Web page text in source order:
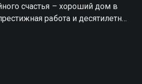
счастья – хороший дом в
работа и десятилетняя
меняется, когда Мария,
начинает крутить роман с
Олегом Демьяненко,
безответно в нее влюблен.